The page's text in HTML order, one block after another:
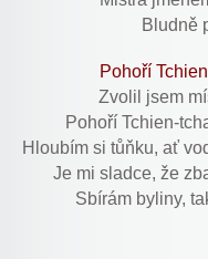
Bludně
Pohoří
Zvolil jsem
Pohoří Tchien-
Hloubím si tůňku, ať
Je mi sladce, že
Sbírám byliny,